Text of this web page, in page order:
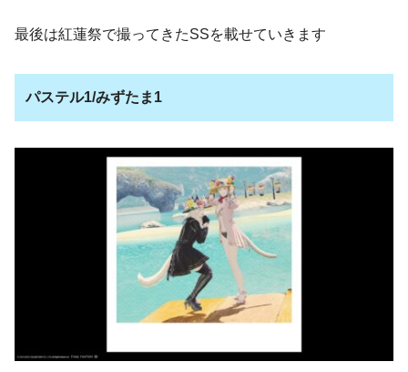
最後は紅蓮祭で撮ってきたSSを載せていきます
パステル1/みずたま1